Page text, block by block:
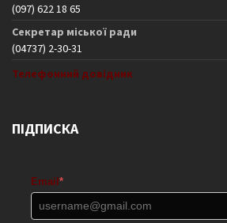
(097) 622 18 65
Секретар міської ради
(04737) 2-30-31
Телефонний довідник
ПІДПИСКА
Email *